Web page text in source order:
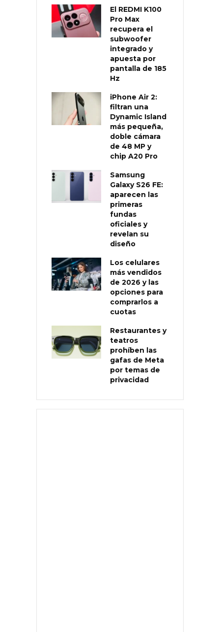
El REDMI K100
Pro Max
recupera el
subwoofer
integrado y
apuesta por
pantalla de 185
Hz
iPhone Air 2:
filtran una
Dynamic Island
más pequeña,
doble cámara
de 48 MP y
chip A20 Pro
Samsung
Galaxy S26 FE:
aparecen las
primeras
fundas
oficiales y
revelan su
diseño
Los celulares
más vendidos
de 2026 y las
opciones para
comprarlos a
cuotas
Restaurantes y
teatros
prohíben las
gafas de Meta
por temas de
privacidad